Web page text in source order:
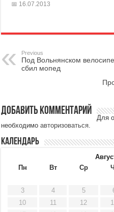
16.07.2013
Previous
Под Вольнянском
сбил мопед
Добавить комментарий
Для
необходимоавторизоваться.
Календарь
Пн
Вт Ср
3
4 5
10
11 12